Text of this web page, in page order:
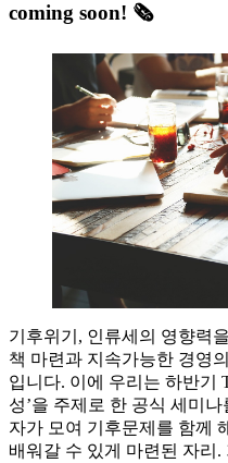
coming soon! 🗞️
기후위기, 인류세의 영향력
책 마련과 지속가능한 경영
입니다. 이에 우리는 하반기
성’을 주제로 한 공식 세미나
자가 모여 기후문제를 함께
배워갈 수 있게 마련된 자리.